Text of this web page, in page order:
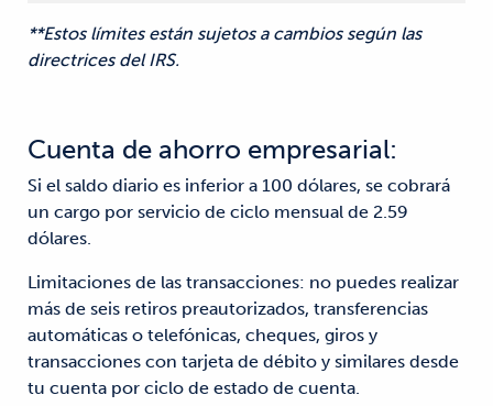
**Estos límites están sujetos a cambios según las
directrices del IRS.
Cuenta de ahorro empresarial:
Si el saldo diario es inferior a 100 dólares, se cobrará
un cargo por servicio de ciclo mensual de 2.59
dólares.
Limitaciones de las transacciones: no puedes realizar
más de seis retiros preautorizados, transferencias
automáticas o telefónicas, cheques, giros y
transacciones con tarjeta de débito y similares desde
tu cuenta por ciclo de estado de cuenta.